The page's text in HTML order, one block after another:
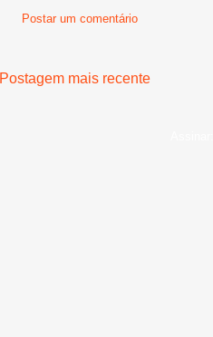
Postar um comentário
Postagem mais recente